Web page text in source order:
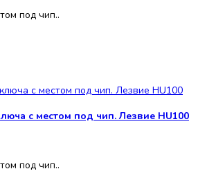
под чип..
с местом под чип. Лезвие HU100
под чип..